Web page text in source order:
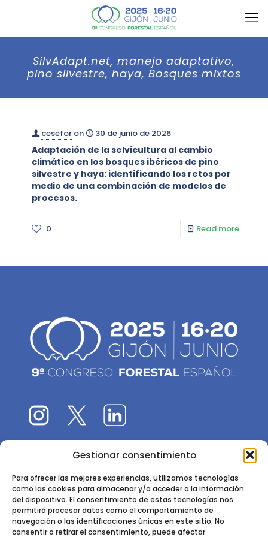
Gestionar consentimiento
Para ofrecer las mejores experiencias, utilizamos tecnologías
como las cookies para almacenar y/o acceder a la información
del dispositivo. El consentimiento de estas tecnologías nos
permitirá procesar datos como el comportamiento de
navegación o las identificaciones únicas en este sitio. No
consentir o retirar el consentimiento, puede afectar
SilvAdapt.net, manejo adaptativo,
pino silvestre, haya, Bosques mixtos
cesefor on 30 de junio de 2026
Adaptación de la selvicultura al cambio
climático en los bosques ibéricos de pino
silvestre y haya: identificando los retos por
medio de una combinación de modelos de
procesos.
0 Read more
El 9CFE es una actividad promovida por laSociedad
Instituto de Ciencias Forestales, INIA-CSIC
Ctra. de la Coruña km 7,5 - 28040 Madrid